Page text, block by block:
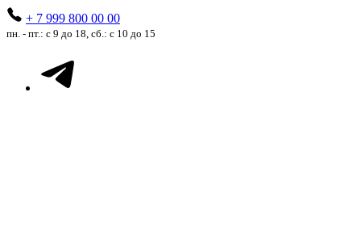
+ 7 999 800 00 00
пн. - пт.: с 9 до 18, сб.: с 10 до 15